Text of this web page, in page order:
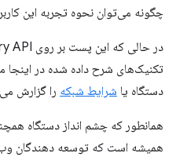
چگونه می‌توان نحوه تجربه این
دستگاه یا شرایط شبکه را گزارش
همانطور که چشم انداز دستگاه
همیشه است که توسعه دهندگان